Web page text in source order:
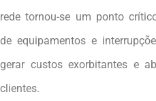
rede tornou-se um ponto
de equipamentos e
gerar custos exorbitantes e
clientes.